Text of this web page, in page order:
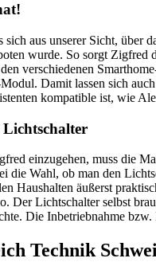
aus unserer Sicht,
wurde. So sorgt Zigfred
verschiedenen
Damit lassen sich
kompatible ist, wie
einzugehen, muss die
die Wahl, ob man den
Haushalten äußerst
Lichtschalter selbst
Die Inbetriebnahme
Technik